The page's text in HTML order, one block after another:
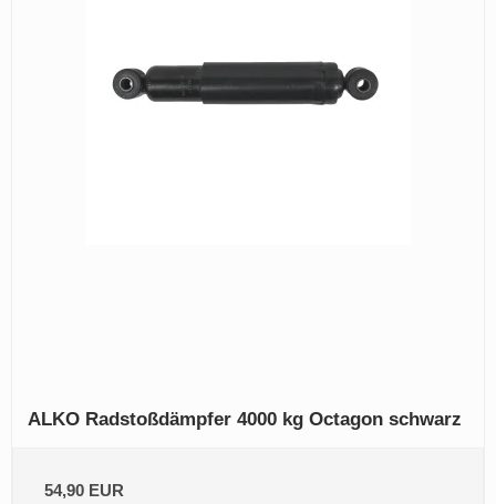
ALKO Radstoßdämpfer 4000 kg Octagon schwarz
54,90 EUR